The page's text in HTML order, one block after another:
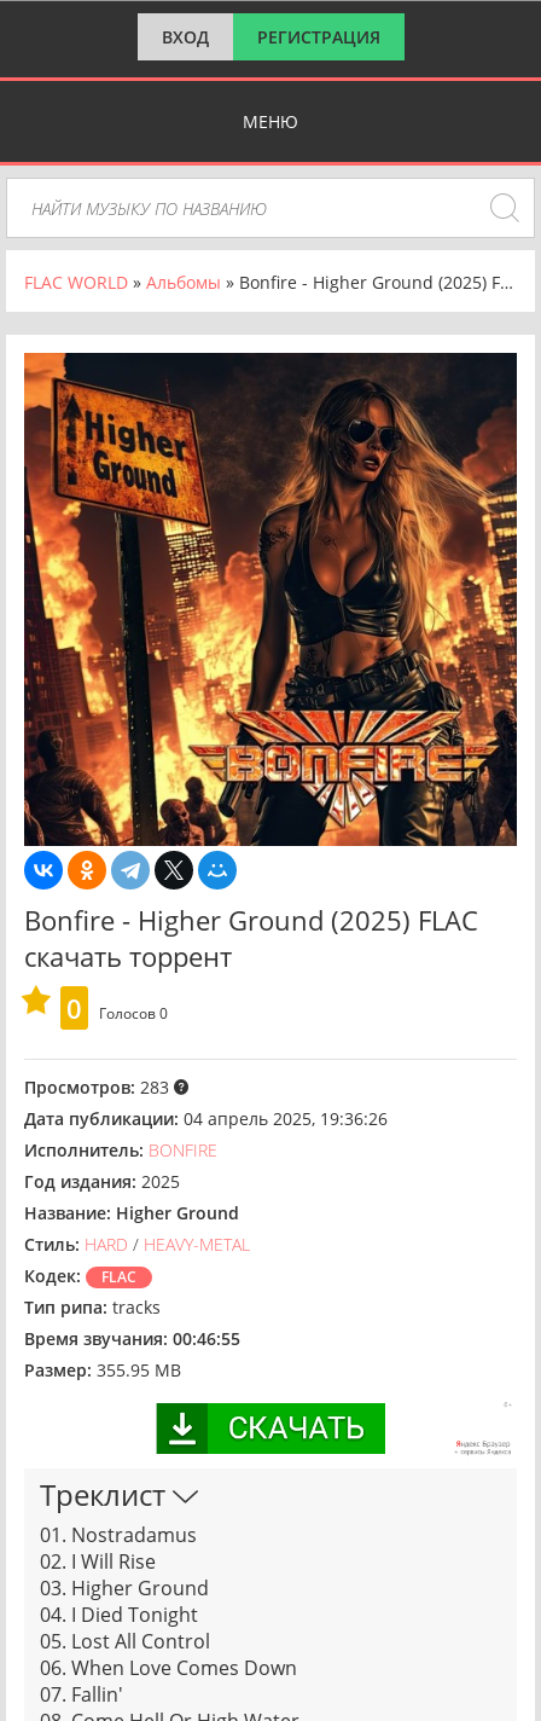
ВХОД РЕГИСТРАЦИЯ
МЕНЮ
FLAC WORLD » Альбомы » Bonfire - Higher Ground (2025) FLAC
Bonfire - Higher Ground (2025) FLAC
скачать торрент
0
Голосов0
Просмотров: 283
Дата публикации: 04 апрель 2025, 19:36:26
Исполнитель: BONFIRE
Год издания: 2025
Название: Higher Ground
Стиль: HARD / HEAVY-METAL
Кодек:
FLAC
Тип рипа: tracks
Время звучания: 00:46:55
Размер: 355.95 MB
Треклист
01. Nostradamus
02. I Will Rise
03. Higher Ground
04. I Died Tonight
05. Lost All Control
06. When Love Comes Down
07. Fallin'